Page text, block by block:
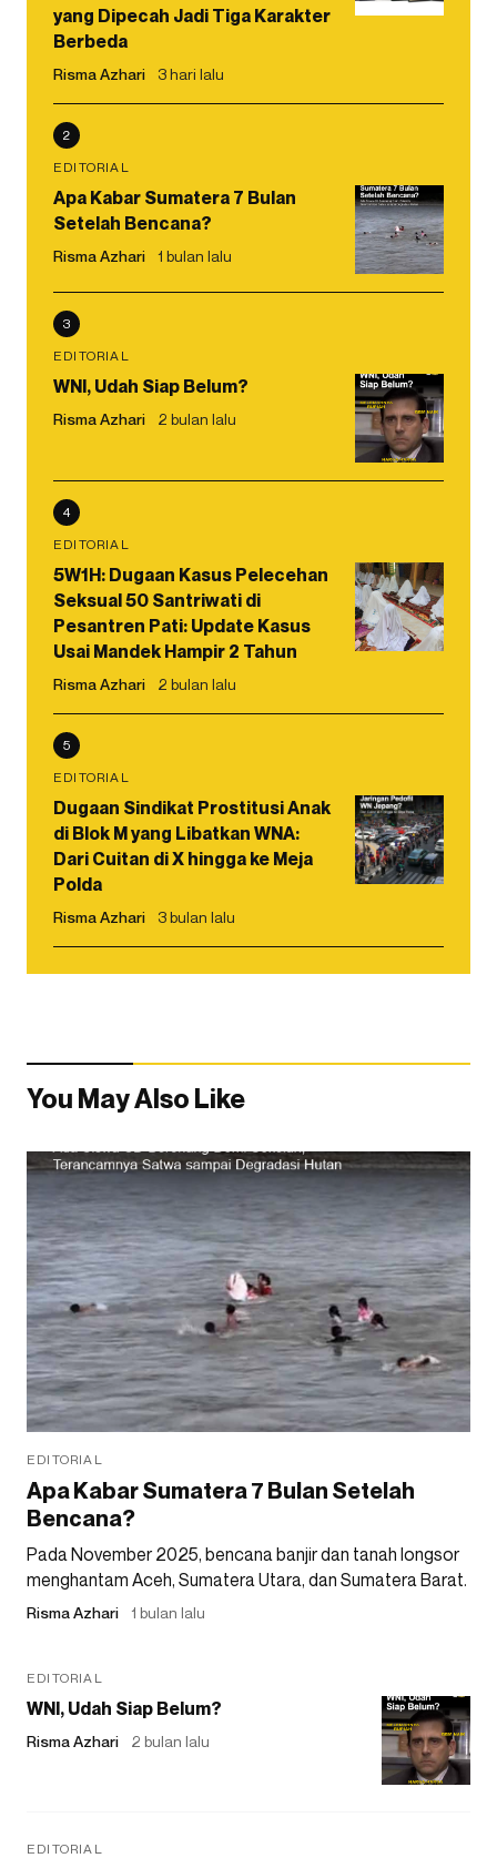
yang Dipecah Jadi Tiga Karakter
Berbeda
Risma Azhari 3 hari lalu
2
EDITORIAL
Apa Kabar Sumatera 7 Bulan
Setelah Bencana?
Risma Azhari 1 bulan lalu
3
EDITORIAL
WNI, Udah Siap Belum?
Risma Azhari 2 bulan lalu
4
EDITORIAL
5W1H: Dugaan Kasus Pelecehan
Seksual 50 Santriwati di
Pesantren Pati: Update Kasus
Usai Mandek Hampir 2 Tahun
Risma Azhari 2 bulan lalu
5
EDITORIAL
Dugaan Sindikat Prostitusi Anak
di Blok M yang Libatkan WNA:
Dari Cuitan di X hingga ke Meja
Polda
Risma Azhari 3 bulan lalu
You May Also Like
EDITORIAL
Apa Kabar Sumatera 7 Bulan Setelah
Bencana?
Pada November 2025, bencana banjir dan tanah longsor
menghantam Aceh, Sumatera Utara, dan Sumatera Barat.
Risma Azhari 1 bulan lalu
EDITORIAL
WNI, Udah Siap Belum?
Risma Azhari 2 bulan lalu
EDITORIAL